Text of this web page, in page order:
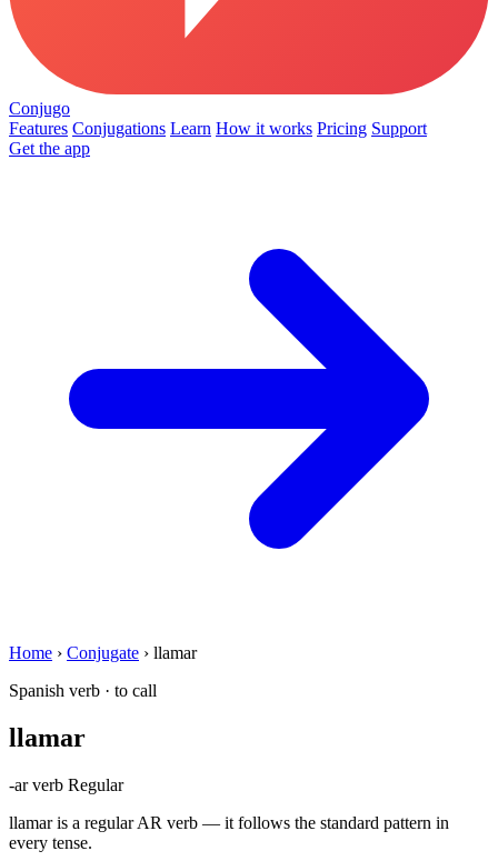
Conjugo
Features Conjugations Learn How it works Pricing Support
Get the app
Home › Conjugate › llamar
Spanish verb · to call
llamar
-ar verb Regular
llamar is a regular AR verb — it follows the standard pattern in
every tense.